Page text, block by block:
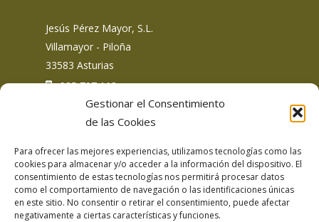
Gestionar el Consentimiento
de las Cookies
Para ofrecer las mejores experiencias, utilizamos tecnologías como las
cookies para almacenar y/o acceder a la información del dispositivo. El
consentimiento de estas tecnologías nos permitirá procesar datos
como el comportamiento de navegación o las identificaciones únicas
en este sitio. No consentir o retirar el consentimiento, puede afectar
negativamente a ciertas características y funciones.
Jesús Pérez Mayor, S.L.
Villamayor - Piloña
33583 Asturias
: 985 707 113
Siguemos en redes sociales